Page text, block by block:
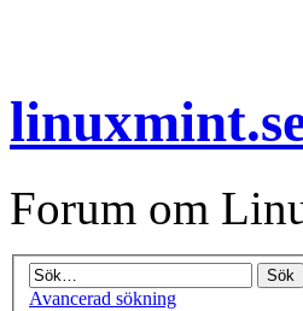
Forum om
Avancerad sökning